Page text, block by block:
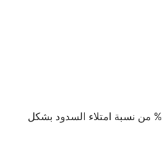
كما توقع بحبة تسجيل معدل 60 % من نسبة امتلاء السدود بشكل